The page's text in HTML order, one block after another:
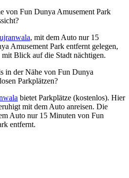
von Fun Dunya Amusement Park
, mit dem Auto nur 15
Amusement Park entfernt gelegen,
Blick auf die Stadt nächtigen.
in der Nähe von Fun Dunya
Parkplätzen?
bietet Parkplätze (kostenlos). Hier
mit dem Auto anreisen. Die
Auto nur 15 Minuten von Fun
entfernt.